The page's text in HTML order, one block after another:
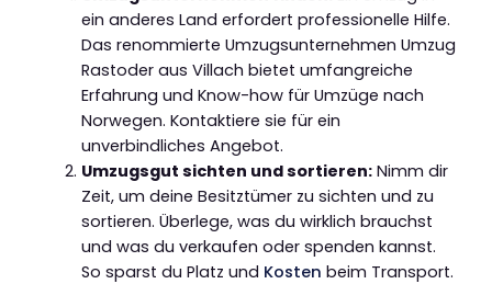
ein anderes Land erfordert professionelle Hilfe.
Das renommierte Umzugsunternehmen Umzug
Rastoder aus Villach bietet umfangreiche
Erfahrung und Know-how für Umzüge nach
Norwegen. Kontaktiere sie für ein
unverbindliches Angebot.
Umzugsgut sichten und sortieren:Nimm dir
Zeit, um deine Besitztümer zu sichten und zu
sortieren. Überlege, was du wirklich brauchst
und was du verkaufen oder spenden kannst.
So sparst du Platz und Kosten beim Transport.